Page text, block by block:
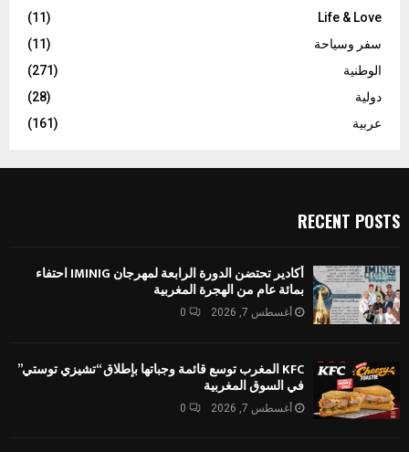
Life & Love
(11)
سفر وسياحة
(11)
الوطنية
(271)
دولية
(28)
عربية
(161)
RECENT POSTS
أكادير تحتضن الدورة الرابعة لمهرجان IMINIG احتفاء
بمائة عام من الهجرة المغربية
أغسطس 7, 2026 0
KFC المغرب توسع قائمة وجباتها بإطلاق “تشيزي توستي”
في السوق المغربية
أغسطس 7, 2026 0